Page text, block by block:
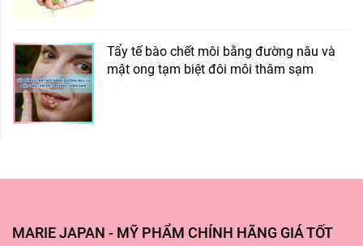
Tẩy tế bào chết môi bằng đường nâu và
mật ong tạm biệt đôi môi thâm sạm
MARIE JAPAN - MỸ PHẨM CHÍNH HÃNG GIÁ TỐT